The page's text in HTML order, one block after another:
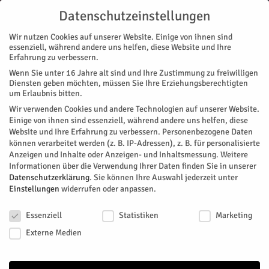
Start Stadtteile Jülich Kurzfristige Zugausfälle
STADTTEILE JÜLICH
Kurzfristige Zugausfälle
Auf der Linie RB 21 Nord gibt Einschränkungen durch
kurzfristige Fahrzeugausfälle.
Von HERZOG Redaktion April 30, 2025 0
Datenschutzeinstellungen
Wir nutzen Cookies auf unserer Website. Einige von ihnen sind
essenziell, während andere uns helfen, diese Website und Ihre
Erfahrung zu verbessern.
Wenn Sie unter 16 Jahre alt sind und Ihre Zustimmung zu freiwilligen
Diensten geben möchten, müssen Sie Ihre Erziehungsberechtigten
um Erlaubnis bitten.
Wir verwenden Cookies und andere Technologien auf unserer Website.
Einige von ihnen sind essenziell, während andere uns helfen, diese
Website und Ihre Erfahrung zu verbessern. Personenbezogene Daten
können verarbeitet werden (z. B. IP-Adressen), z. B. für personalisierte
Anzeigen und Inhalte oder Anzeigen- und Inhaltsmessung. Weitere
Informationen über die Verwendung Ihrer Daten finden Sie in unserer
Datenschutzerklärung. Sie können Ihre Auswahl jederzeit unter
Einstellungen widerrufen oder anpassen.
Essenziell
Statistiken
Marketing
Externe Medien